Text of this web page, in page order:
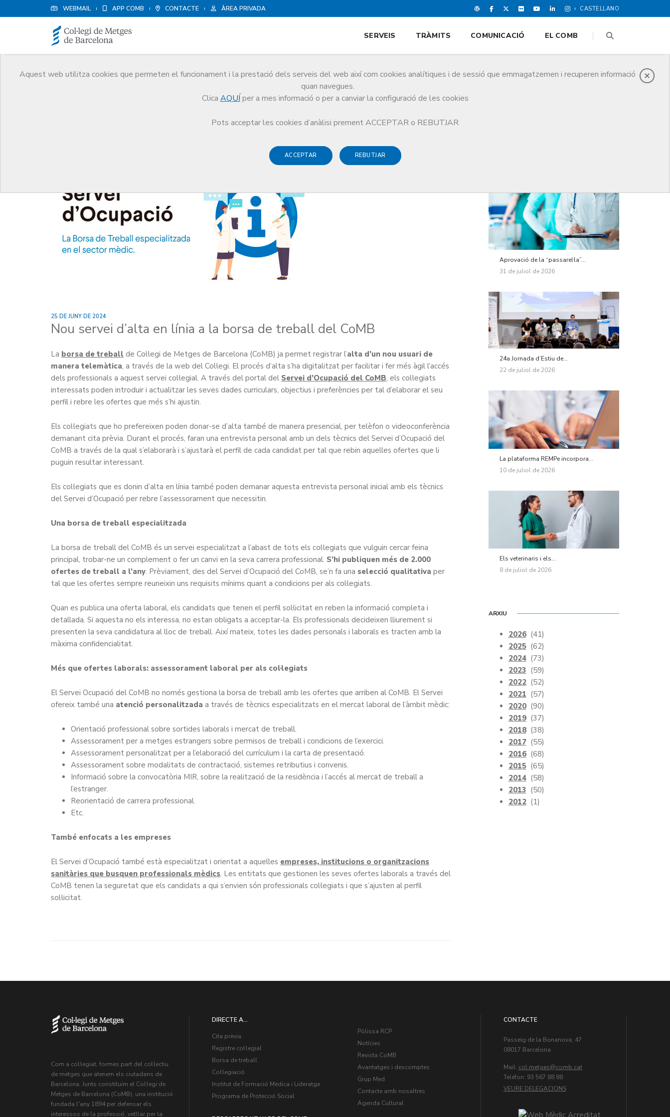
WEBMAIL APP COMB CONTACTE ÀREA PRIVADA CASTELLANO
Aquest web utilitza cookies que permeten el funcionament i la prestació dels serveis del web així com cookies analítiques i de sessió que emmagatzemen i recuperen informació
quan navegues.
Clica AQUÍ per a mes informació o per a canviar la configuració de les cookies
Pots acceptar les cookies d’anàlisi prement ACCEPTAR o REBUTJAR
ACCEPTAR REBUTJAR
SERVEIS TRÀMITS COMUNICACIÓ EL COMB
Nou servei d’alta en línia a la borsa de treball del CoMB
25 DE JUNY DE 2024
Nou servei d’alta en línia a la borsa de treball del CoMB
La borsa de treball de Col·legi de Metges de Barcelona (CoMB) ja permet registrar l’alta d’un nou usuari de
manera telemàtica, a través de la web del Col·legi. El procés d’alta s’ha digitalitzat per facilitar i fer més àgil l’accés
dels professionals a aquest servei col·legial. A través del portal del Servei d’Ocupació del CoMB, els col·legiats
interessats poden introduir i actualitzar les seves dades curriculars, objectius i preferències per tal d’elaborar el seu
perfil i rebre les ofertes que més s’hi ajustin.
Els col·legiats que ho prefereixen poden donar-se d’alta també de manera presencial, per telèfon o videoconferència
demanant cita prèvia. Durant el procés, faran una entrevista personal amb un dels tècnics del Servei d’Ocupació del
CoMB a través de la qual s’elaborarà i s’ajustarà el perfil de cada candidat per tal que rebin aquelles ofertes que li
puguin resultar interessant.
Els col·legiats que es donin d’alta en línia també poden demanar aquesta entrevista personal inicial amb els tècnics
del Servei d’Ocupació per rebre l’assessorament que necessitin.
Una borsa de treball especialitzada
La borsa de treball del CoMB és un servei especialitzat a l’abast de tots els col·legiats que vulguin cercar feina
principal, trobar-ne un complement o fer un canvi en la seva carrera professional. S’hi publiquen més de 2.000
ofertes de treball a l’any. Prèviament, des del Servei d’Ocupació del CoMB, se’n fa una selecció qualitativa per
tal que les ofertes sempre reuneixin uns requisits mínims quant a condicions per als col·legiats.
Quan es publica una oferta laboral, els candidats que tenen el perfil sol·licitat en reben la informació completa i
detallada. Si aquesta no els interessa, no estan obligats a acceptar-la. Els professionals decideixen lliurement si
presenten la seva candidatura al lloc de treball. Així mateix, totes les dades personals i laborals es tracten amb la
màxima confidencialitat.
Més que ofertes laborals: assessorament laboral per als col·legiats
El Servei Ocupació del CoMB no només gestiona la borsa de treball amb les ofertes que arriben al CoMB. El Servei
ofereix també una atenció personalitzada a través de tècnics especialitzats en el mercat laboral de l’àmbit mèdic:
Orientació professional sobre sortides laborals i mercat de treball.
Assessorament per a metges estrangers sobre permisos de treball i condicions de l’exercici.
Assessorament personalitzat per a l’elaboració del currículum i la carta de presentació.
Assessorament sobre modalitats de contractació, sistemes retributius i convenis.
Informació sobre la convocatòria MIR, sobre la realització de la residència i l’accés al mercat de treball a
l’estranger.
Reorientació de carrera professional.
Etc.
També enfocats a les empreses
El Servei d’Ocupació també està especialitzat i orientat a aquelles empreses, institucions o organitzacions
sanitàries que busquen professionals mèdics. Les entitats que gestionen les seves ofertes laborals a través del
CoMB tenen la seguretat que els candidats a qui s’envien són professionals col·legiats i que s’ajusten al perfil
sol·licitat.
Aprovació de la “passarel·la”...
31 de juliol de 2026
24a Jornada d’Estiu de...
22 de juliol de 2026
La plataforma REMPe incorpora...
10 de juliol de 2026
Els veterinaris i els...
8 de juliol de 2026
ARXIU
2026 (41)
2025 (62)
2024 (73)
2023 (59)
2022 (52)
2021 (57)
2020 (90)
2019 (37)
2018 (38)
2017 (55)
2016 (68)
2015 (65)
2014 (58)
2013 (50)
2012 (1)
Com a col·legiat, formes part del col·lectiu
de metges que atenem els ciutadans de
Barcelona. Junts constituïm el Col·legi de
Metges de Barcelona (CoMB), una institució
fundada l'any 1894 per defensar els
interessos de la professió, vetllar per la
DIRECTE A...
Cita prèvia
Registre col·legial
Borsa de treball
Col·legiació
Institut de Formació Mèdica i Lideratge
Programa de Protecció Social
Pòlissa RCP
Notícies
Revista CoMB
Avantatges i descomptes
Grup Med
Contacte amb nosaltres
Agenda Cultural
CONTACTE
Passeig de la Bonanova, 47
08017 Barcelona
Mail: col.metges
Teléfon: 93 567 88 88
VEURE DELEGACIONS